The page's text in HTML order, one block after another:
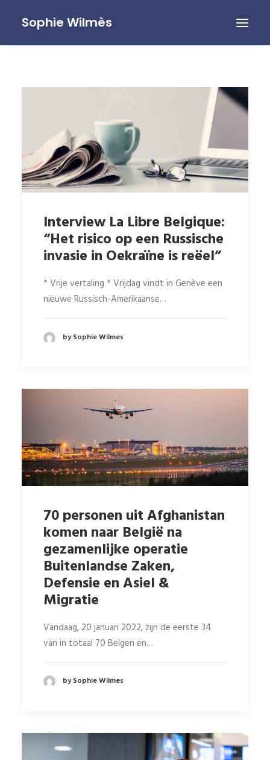
Sophie Wilmès
Interview La Libre Belgique:
“Het risico op een Russische
invasie in Oekraïne is reëel”
* Vrije vertaling * Vrijdag vindt in Genève een
nieuwe Russisch-Amerikaanse…
by Sophie Wilmes
70 personen uit Afghanistan
komen naar België na
gezamenlijke operatie
Buitenlandse Zaken,
Defensie en Asiel &
Migratie
Vandaag, 20 januari 2022, zijn de eerste 34
van in totaal 70 Belgen en…
by Sophie Wilmes